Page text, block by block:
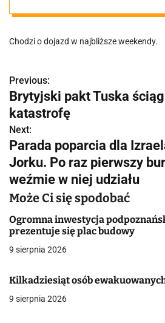
Chodzi o dojazd w najbliższe weekendy.
N
a
w
i
g
a
c
j
w
Previous:
Brytyjski pakt Tuska
katastrofę
Next:
Parada poparcia dla
Jorku. Po raz pierwszy
weźmie w niej udziału
Może Ci się spodobać
Ogromna inwestycja
prezentuje się plac budowy
9 sierpnia 2026
Kilkadziesiąt osób
9 sierpnia 2026